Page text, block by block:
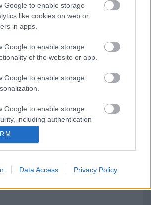
Google to enable storage
like cookies on web or
in apps.
Google to enable storage
of the website or app.
Google to enable storage
Google to enable storage
including authentication
fraud prevention, and other
Data Access Privacy Policy
Vásáron
téli Hongkongi Divathét és
World Boutique